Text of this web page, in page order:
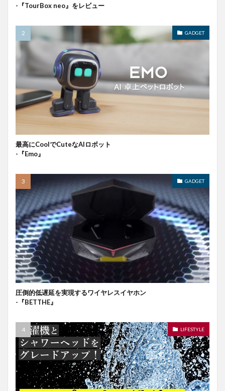
-『TourBox neo』をレビュー
GADGET
最高にCoolでCuteなAIロボット
-『Emo』
GADGET
圧倒的低遅延を実現するワイヤレスイヤホン
-『BETTHE』
LIFESTYLE